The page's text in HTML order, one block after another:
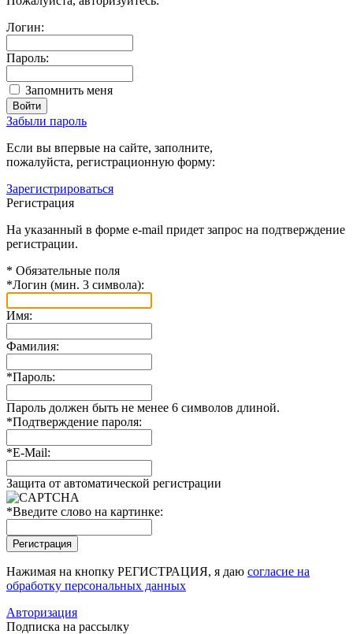
Логин:
Пароль:
Запомнить меня
Забыли пароль
Если вы впервые на сайте, заполните,
пожалуйста, регистрационную форму:
Зарегистрироваться
Регистрация
На указанный в форме e-mail придет запрос на подтверждение
регистрации.
* Обязательные поля
*Логин (мин. 3 символа):
Имя:
Фамилия:
*Пароль:
Пароль должен быть не менее 6 символов длиной.
*Подтверждение пароля:
*E-Mail:
Защита от автоматической регистрации
*Введите слово на картинке:
Нажимая на кнопку РЕГИСТРАЦИЯ, я даю согласие на
обработку персональных данных
Авторизация
Подписка на рассылку